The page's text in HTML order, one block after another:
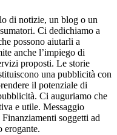
di notizie, un blog o un
Ci dedichiamo a
possono aiutarli a
anche l’impiego di
proposti. Le storie
una pubblicità con
il potenziale di
Ci auguriamo che
e utile. Messaggio
soggetti ad
erogante.